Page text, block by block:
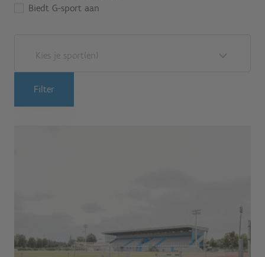
Biedt G-sport aan
Kies je sport(en)
Filter